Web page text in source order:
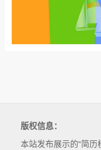
版权信息：
本站发布展示的“简历